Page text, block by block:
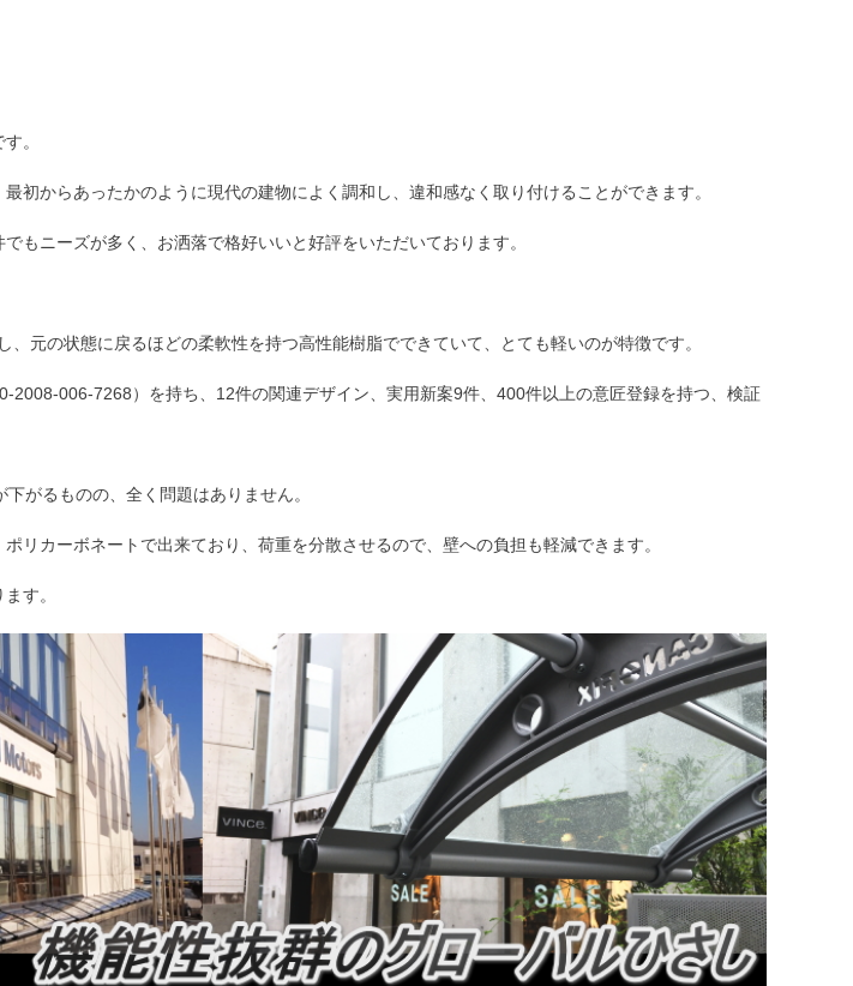
。
初からあったかのように現代の建物によく調和し、違和感なく取り付けることができます。
もニーズが多く、お洒落で格好いいと好評をいただいております。
元の状態に戻るほどの柔軟性を持つ高性能樹脂でできていて、とても軽いのが特徴です。
2008-006-7268）を持ち、12件の関連デザイン、実用新案9件、400件以上の意匠登録を持つ、検証
がるものの、全く問題はありません。
リカーボネートで出来ており、荷重を分散させるので、壁への負担も軽減できます。
す。